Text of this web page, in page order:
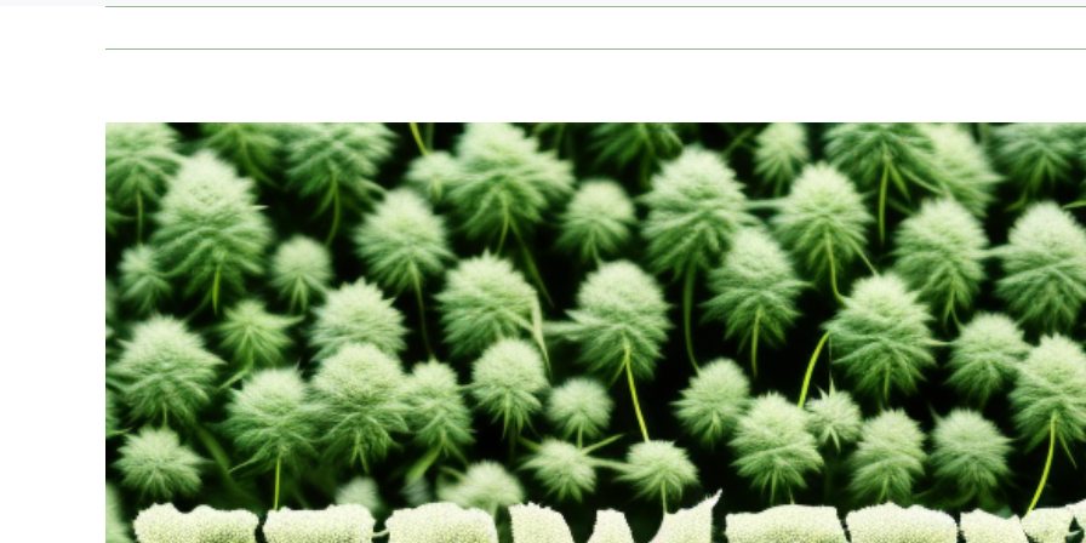
Zeige
grösseres
Bild